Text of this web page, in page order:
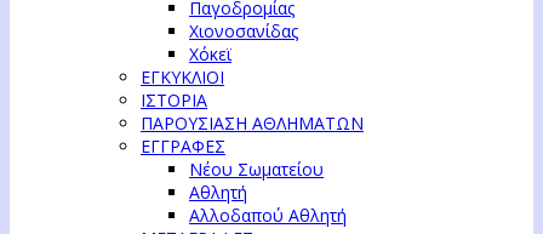
Παγοδρομίας
Χιονοσανίδας
Χόκεϊ
ΕΓΚΥΚΛΙΟΙ
ΙΣΤΟΡΙΑ
ΠΑΡΟΥΣΙΑΣΗ ΑΘΛΗΜΑΤΩΝ
ΕΓΓΡΑΦΕΣ
Νέου Σωματείου
Αθλητή
Αλλοδαπού Αθλητή